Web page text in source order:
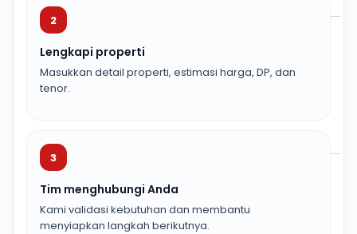
2
Lengkapi properti
Masukkan detail properti, estimasi harga, DP, dan
tenor.
3
Tim menghubungi Anda
Kami validasi kebutuhan dan membantu
menyiapkan langkah berikutnya.